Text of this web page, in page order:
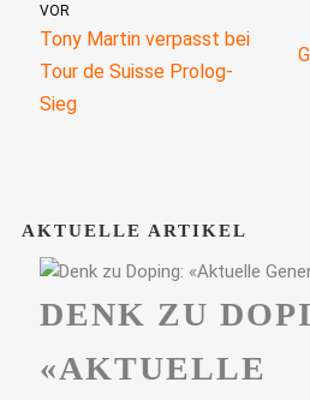
VOR
Tony Martin verpasst bei
Tour de Suisse Prolog-
Sieg
AKTUELLE ARTIKEL
DENK ZU
«AKTUELLE